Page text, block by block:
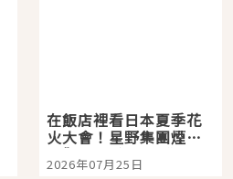
在飯店裡看日本夏季花
火大會！星野集團煙火
景觀飯店6選，讓你不用
人擠人悠閒欣賞
2026年07月25日